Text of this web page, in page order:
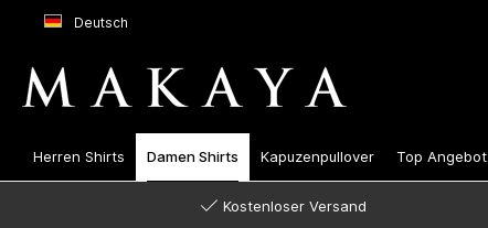
Deutsch
Herren Shirts Damen Shirts Kapuzenpullover Top Angebot
Kostenloser Versand